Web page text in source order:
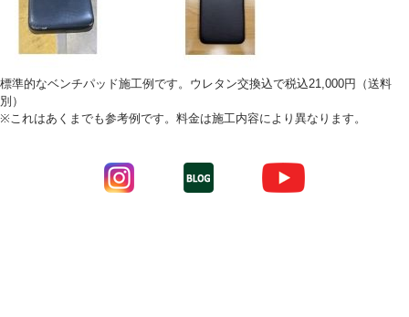
標準的なベンチパッド施工例です。ウレタン交換込で税込21,000円（送料
別）
※これはあくまでも参考例です。料金は施工内容により異なります。